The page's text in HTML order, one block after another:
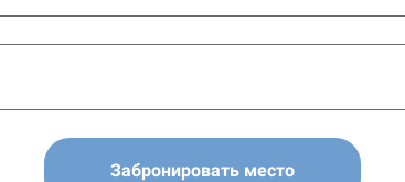
Забронировать место